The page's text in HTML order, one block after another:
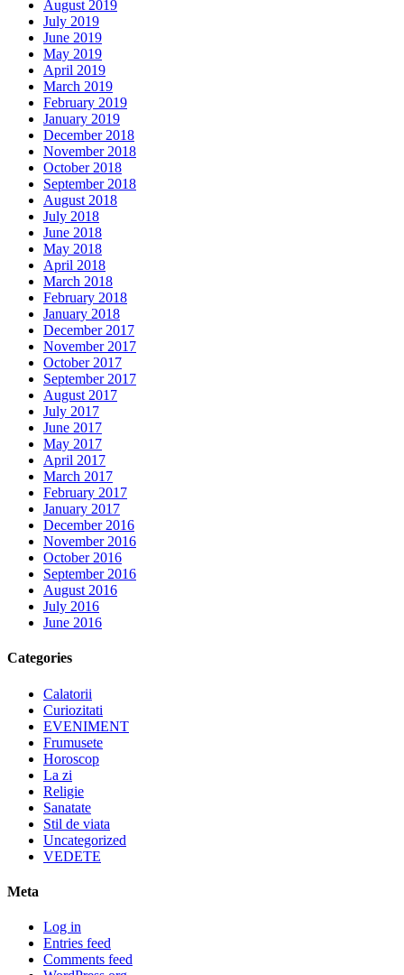
August 2019
July 2019
June 2019
May 2019
April 2019
March 2019
February 2019
January 2019
December 2018
November 2018
October 2018
September 2018
August 2018
July 2018
June 2018
May 2018
April 2018
March 2018
February 2018
January 2018
December 2017
November 2017
October 2017
September 2017
August 2017
July 2017
June 2017
May 2017
April 2017
March 2017
February 2017
January 2017
December 2016
November 2016
October 2016
September 2016
August 2016
July 2016
June 2016
Categories
Calatorii
Curiozitati
EVENIMENT
Frumusete
Horoscop
La zi
Religie
Sanatate
Stil de viata
Uncategorized
VEDETE
Meta
Log in
Entries feed
Comments feed